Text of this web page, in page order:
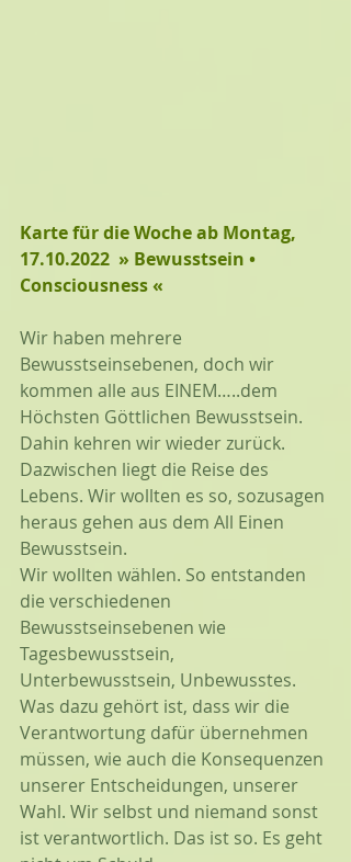
Karte für die Woche ab Montag,
17.10.2022  » Bewusstsein •
Consciousness «
Wir haben mehrere
Bewusstseinsebenen, doch wir
kommen alle aus EINEM…..dem
Höchsten Göttlichen Bewusstsein.
Dahin kehren wir wieder zurück.
Dazwischen liegt die Reise des
Lebens. Wir wollten es so, sozusagen
heraus gehen aus dem All Einen
Bewusstsein.
Wir wollten wählen. So entstanden
die verschiedenen
Bewusstseinsebenen wie
Tagesbewusstsein,
Unterbewusstsein, Unbewusstes.
Was dazu gehört ist, dass wir die
Verantwortung dafür übernehmen
müssen, wie auch die Konsequenzen
unserer Entscheidungen, unserer
Wahl. Wir selbst und niemand sonst
ist verantwortlich. Das ist so. Es geht